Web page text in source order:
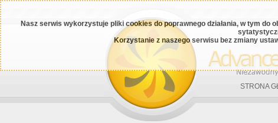
Nasz serwis wykorzystuje pliki cookies do poprawnego działania, w tym
Korzystanie z naszego serwisu bez zmiany
STRONA